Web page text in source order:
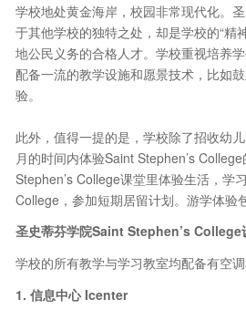
学校地处黄金海岸，校园非常现代化。
于其他学校的独特之处，却是学校的“精
地公民义务的合格人才。学校重视培养
配备一流的教学设施和愿景技术，比如
验。
此外，值得一提的是，学校除了招收幼
月的时间内体验Saint Stephen’s
Stephen’s College课堂里体验生活，学
College，参加短期居留计划。游学体验
圣史蒂芬学院Saint Stephen’s College
学校的所有教学与学习教室均配备有空
1. 信息中心Icenter